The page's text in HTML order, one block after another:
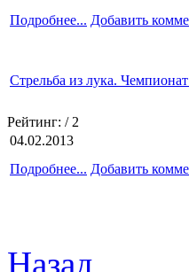
Подробнее... Добавить
Стрельба из лука.
Рейтинг: / 2
04.02.2013
Подробнее... Добавить
Назад